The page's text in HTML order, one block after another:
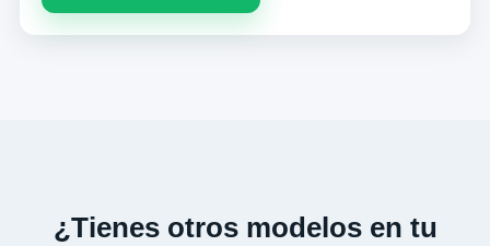
¿Tienes otros modelos en tu